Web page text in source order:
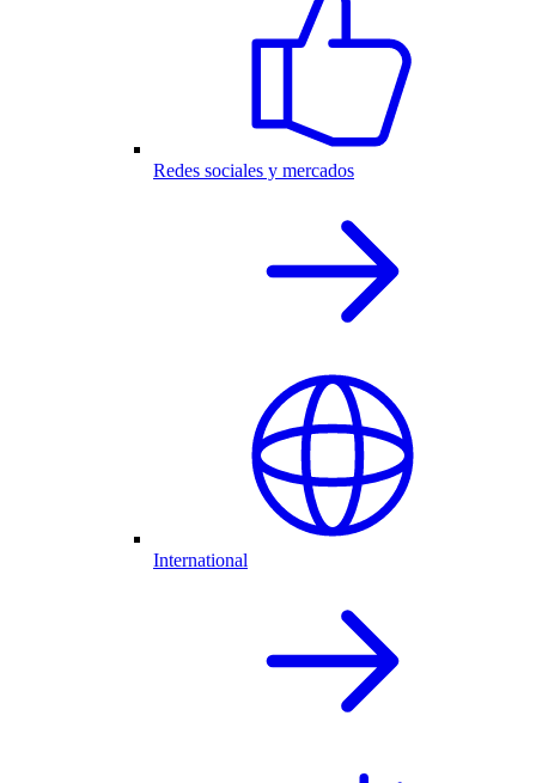
Redes sociales y mercados
International